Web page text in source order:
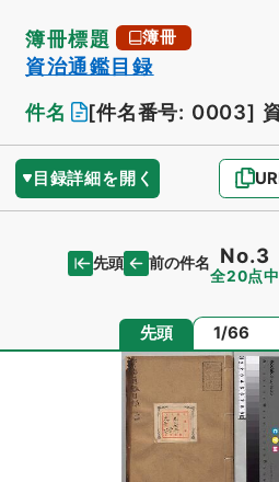
簿冊標題 簿冊
資治通鑑目録
件名
[件名番号: 0003]
目録詳細を開く
先頭 前の件名 No.3
全20点中
先頭 ページ